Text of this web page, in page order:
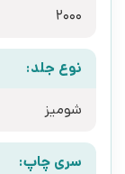
2000
نوع جلد:
شومیز
سری چاپ: